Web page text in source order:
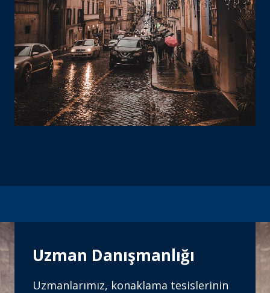
Uzman Danışmanlığı
Uzmanlarımız, konaklama tesislerinin